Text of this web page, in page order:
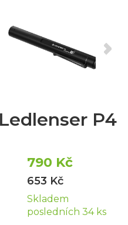
P4
790 Kč
653 Kč
Skladem
posledních 34 ks